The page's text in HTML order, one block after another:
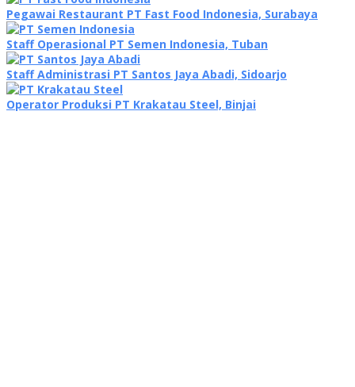
Pegawai Restaurant PT Fast Food Indonesia, Surabaya
Staff Operasional PT Semen Indonesia, Tuban
Staff Administrasi PT Santos Jaya Abadi, Sidoarjo
Operator Produksi PT Krakatau Steel, Binjai